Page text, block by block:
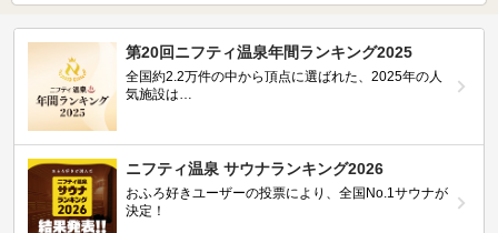
第20回ニフティ温泉年間ランキング2025
全国約2.2万件の中から頂点に選ばれた、2025年の人
気施設は…
ニフティ温泉 サウナランキング2026
おふろ好きユーザーの投票により、全国No.1サウナが
決定！